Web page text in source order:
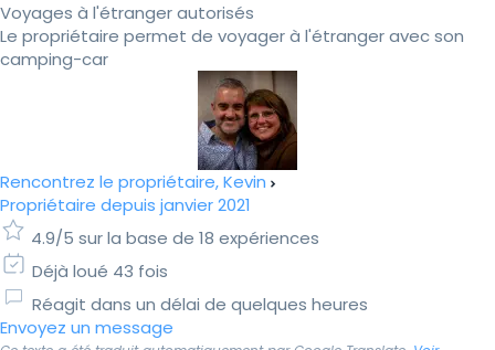
Voyages à l'étranger autorisés
Le propriétaire permet de voyager à l'étranger avec son
camping-car
Rencontrez le propriétaire, Kevin
Propriétaire depuis janvier 2021
4.9/5 sur la base de 18 expériences
Déjà loué 43 fois
Réagit dans un délai de quelques heures
Envoyez un message